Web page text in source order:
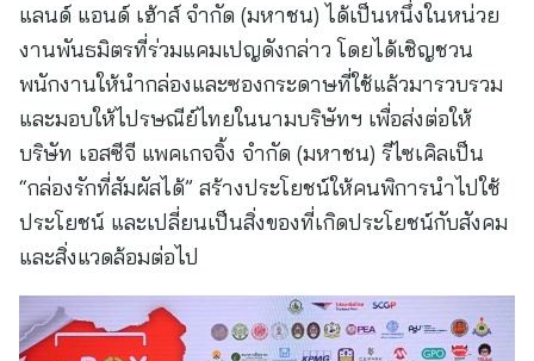
แลนด์ แอนด์ เฮ้าส์ จำกัด (มหาชน) ได้เป็นหนึ่งในหน่วย
งานพันธมิตรที่ร่วมแคมเปญดังกล่าว โดยได้เชิญชวน
พนักงานให้นำกล่องและซองกระดาษที่ใช้แล้วมารวบรวม
และมอบให้ไปรษณีย์ไทยในนามบริษัทฯ เพื่อส่งต่อให้
บริษัท เอสซีจี แพคเกจจิ้ง จำกัด (มหาชน) รีไซเคิลเป็น
“กล่องรักที่สัมผัสได้” สร้างประโยชน์ให้คนพิการนำไปใช้
ประโยชน์ และเปลี่ยนเป็นสิ่งของที่เกิดประโยชน์กับสังคม
และสิ่งแวดล้อมต่อไป